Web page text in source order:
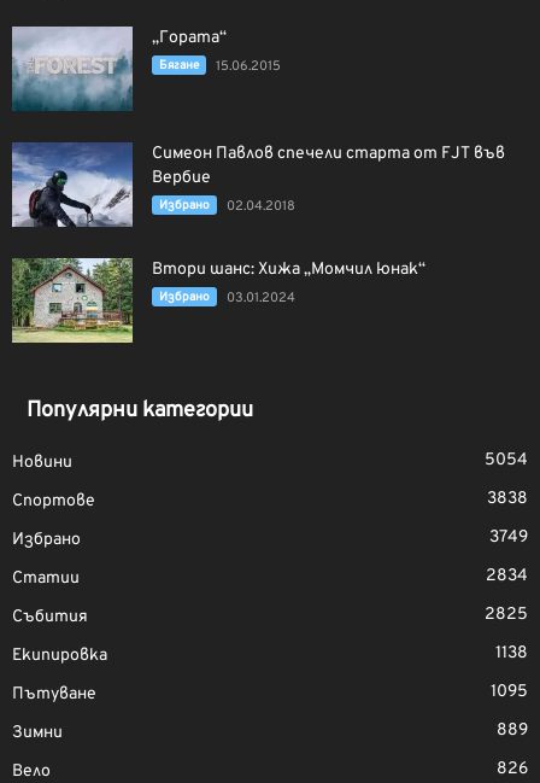
„Гората“
Бягане 15.06.2015
Симеон Павлов спечели стартa от FJT във
Вербие
Избрано 02.04.2018
Втори шанс: Хижа „Момчил юнак“
Избрано 03.01.2024
Популярни категории
Новини
5054
Спортове
3838
Избрано
3749
Статии
2834
Събития
2825
Екипировка
1138
Пътуване
1095
Зимни
889
Вело
826